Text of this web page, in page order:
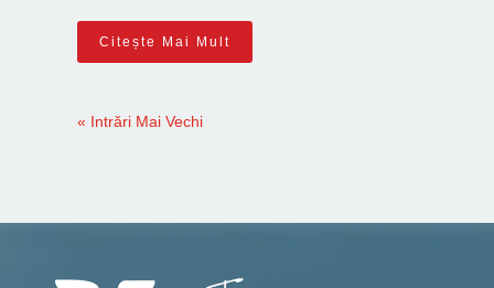
Citește Mai Mult
« Intrări Mai Vechi